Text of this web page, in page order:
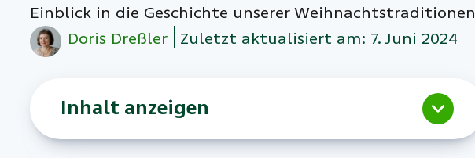
Einblick in die Geschichte unserer Weihnachtstraditionen
Doris Dreßler Zuletzt aktualisiert am: 7. Juni 2024
Inhalt anzeigen